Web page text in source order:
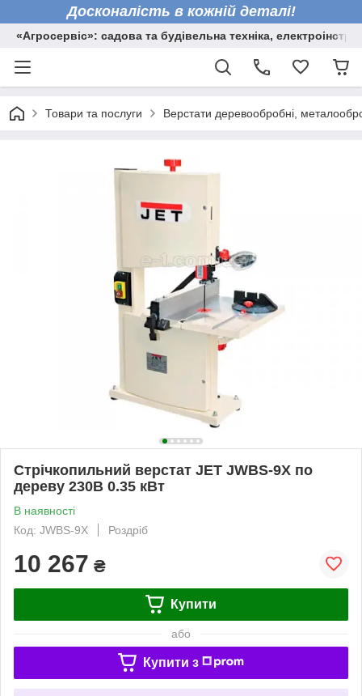
Досконалість в кожній деталі!
«Агросервіс»: садова та будівельна техніка,
Товари та послуги Верстати деревообробні,
Стрічкопильний верстат JET JWBS-9X по
дереву 230В 0.35 кВт
В наявності
Код: JWBS-9X
Роздріб
10 267 ₴
Купити
або
Купити з